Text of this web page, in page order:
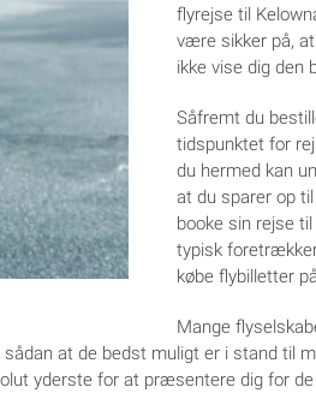
flyrejse til
være sikker på,
ikke vise dig den
Såfremt du
tidspunktet for
du hermed kan
at du sparer op
booke sin rejse
typisk
købe flybilletter
Mange
at de bedst muligt er i stand til
yderste for at præsentere dig for